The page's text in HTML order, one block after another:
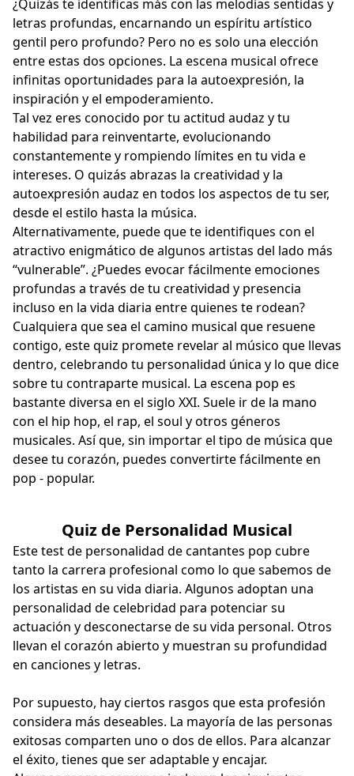
¿Quizás te identificas más con las melodías sentidas y
letras profundas, encarnando un espíritu artístico
gentil pero profundo? Pero no es solo una elección
entre estas dos opciones. La escena musical ofrece
infinitas oportunidades para la autoexpresión, la
inspiración y el empoderamiento.
Tal vez eres conocido por tu actitud audaz y tu
habilidad para reinventarte, evolucionando
constantemente y rompiendo límites en tu vida e
intereses. O quizás abrazas la creatividad y la
autoexpresión audaz en todos los aspectos de tu ser,
desde el estilo hasta la música.
Alternativamente, puede que te identifiques con el
atractivo enigmático de algunos artistas del lado más
“vulnerable”. ¿Puedes evocar fácilmente emociones
profundas a través de tu creatividad y presencia
incluso en la vida diaria entre quienes te rodean?
Cualquiera que sea el camino musical que resuene
contigo, este quiz promete revelar al músico que llevas
dentro, celebrando tu personalidad única y lo que dice
sobre tu contraparte musical. La escena pop es
bastante diversa en el siglo XXI. Suele ir de la mano
con el hip hop, el rap, el soul y otros géneros
musicales. Así que, sin importar el tipo de música que
desee tu corazón, puedes convertirte fácilmente en
pop - popular.
Quiz de Personalidad Musical
Este test de personalidad de cantantes pop cubre
tanto la carrera profesional como lo que sabemos de
los artistas en su vida diaria. Algunos adoptan una
personalidad de celebridad para potenciar su
actuación y desconectarse de su vida personal. Otros
llevan el corazón abierto y muestran su profundidad
en canciones y letras.
Por supuesto, hay ciertos rasgos que esta profesión
considera más deseables. La mayoría de las personas
exitosas comparten uno o dos de ellos. Para alcanzar
el éxito, tienes que ser adaptable y encajar.